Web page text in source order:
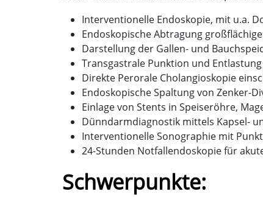
Interventionelle Endoskopie, mit u.a.
Endoskopische Abtragung
Darstellung der Gallen- und
Transgastrale Punktion und
Direkte Perorale Cholangioskopie
Endoskopische Spaltung von Zenker-
Einlage von Stents in Speiseröhre,
Dünndarmdiagnostik mittels Kapsel-
Interventionelle Sonographie mit
24-Stunden Notfallendoskopie für
Schwerpunkte: